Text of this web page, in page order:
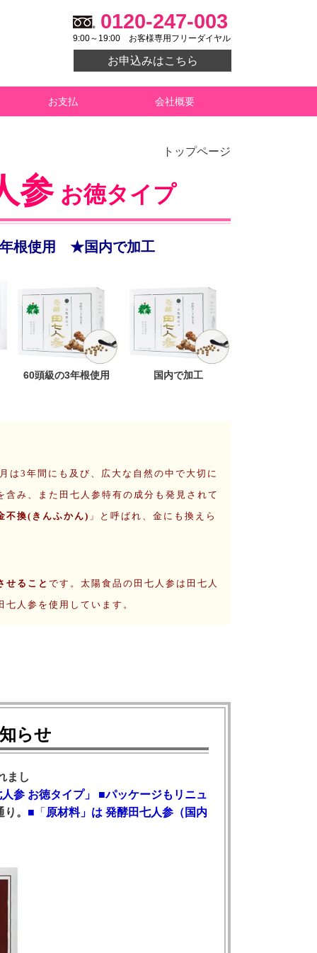
0120-247-003
9:00～19:00 お客様専用フリーダイヤル
お申込みはこちら
お支払 会社概要
トップページ
参お徳タイプ
年根使用 ★国内で加工
60頭級の3年根使用 国内で加工
は3年間にも及び、広大な自然の中で大切に
含み、また 田七人参特有の成分 も発見されて
不換(きんふかん) 」 と呼ばれ、金にも換えら
せること です。太陽食品の田七人参は田七人
人参を使用しています。
らせ
まし
参 お徳タイプ」 ■パッケージもリニュ
。 ■ 「 原材料」は 発酵田七人参（国内